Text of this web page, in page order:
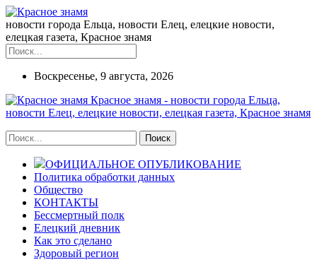
новости города Ельца, новости Елец, елецкие новости,
елецкая газета, Красное знамя
Воскресенье, 9 августа, 2026
Красное знамя - новости города Ельца,
новости Елец, елецкие новости, елецкая газета, Красное знамя
ОФИЦИАЛЬНОЕ ОПУБЛИКОВАНИЕ
Политика обработки данных
Общество
КОНТАКТЫ
Бессмертный полк
Елецкий дневник
Как это сделано
Здоровый регион